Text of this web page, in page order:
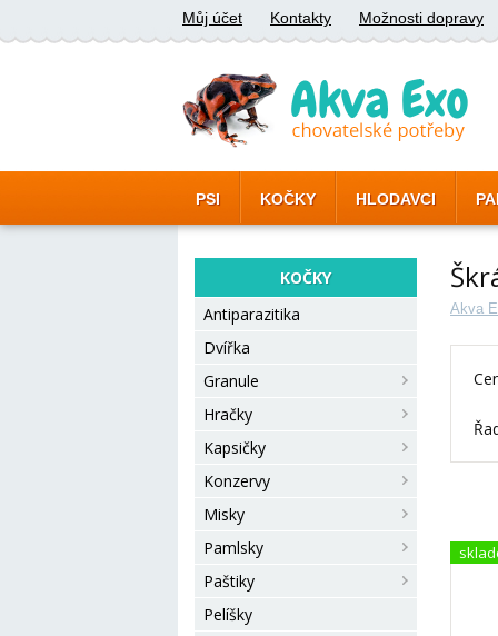
Můj účet Kontakty Možnosti dopravy
PSI KOČKY HLODAVCI
KOČKY
Antiparazitika
Dvířka
Granule
Hračky
Kapsičky
Konzervy
Misky
Pamlsky
Paštiky
Pelíšky
Akva